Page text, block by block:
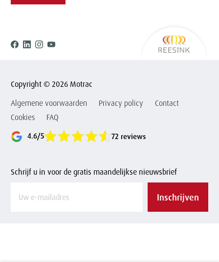
Facebook
Linkedin
Instagram
Youtube
Copyright © 2026 Motrac
Algemene voorwaarden
Privacy policy
Contact
Cookies
FAQ
4.6/5 72 reviews
Schrijf u in voor de gratis maandelijkse nieuwsbrief
uw
Inschrijven